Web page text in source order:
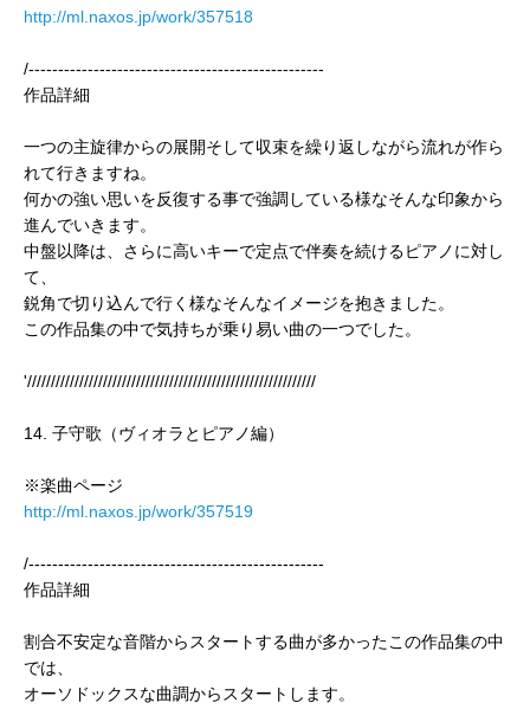
http://ml.naxos.jp/work/357518
/--------------------------------------------------
作品詳細
一つの主旋律からの展開そして収束を繰り返しながら流れが作ら
れて行きますね。
何かの強い思いを反復する事で強調している様なそんな印象から
進んでいきます。
中盤以降は、さらに高いキーで定点で伴奏を続けるピアノに対し
て、
鋭角で切り込んで行く様なそんなイメージを抱きました。
この作品集の中で気持ちが乗り易い曲の一つでした。
'/////////////////////////////////////////////////////////////
14. 子守歌（ヴィオラとピアノ編）
※楽曲ページ
http://ml.naxos.jp/work/357519
/--------------------------------------------------
作品詳細
割合不安定な音階からスタートする曲が多かったこの作品集の中
では、
オーソドックスな曲調からスタートします。